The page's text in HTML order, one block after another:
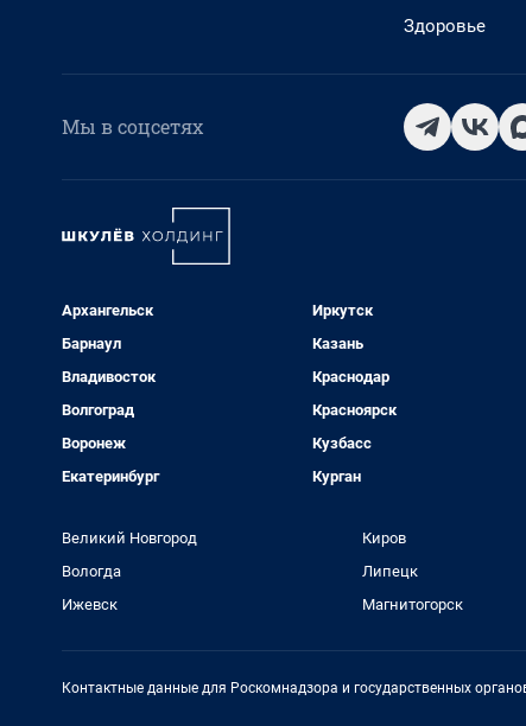
Здоровье
Мы в соцсетях
Архангельск
Барнаул
Владивосток
Волгоград
Воронеж
Екатеринбург
Иркутск
Казань
Краснодар
Красноярск
Кузбасс
Курган
Великий Новгород
Вологда
Ижевск
Киров
Липецк
Магнитогорск
Контактные данные для Роскомнадзора и государственных